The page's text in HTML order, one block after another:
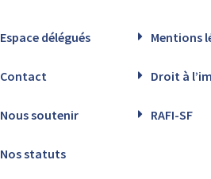
Espace délégués Mentions
Contact Droit à
Nous soutenir RAFI-SF
Nos statuts